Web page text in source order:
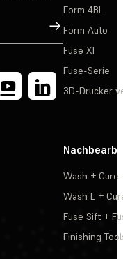
Registrieren
Form 4BL
Form Auto
Fuse X1
Fuse-Serie
3D-Drucker
Wash + Cure
Wash L +
Fuse Sift +
Finishing